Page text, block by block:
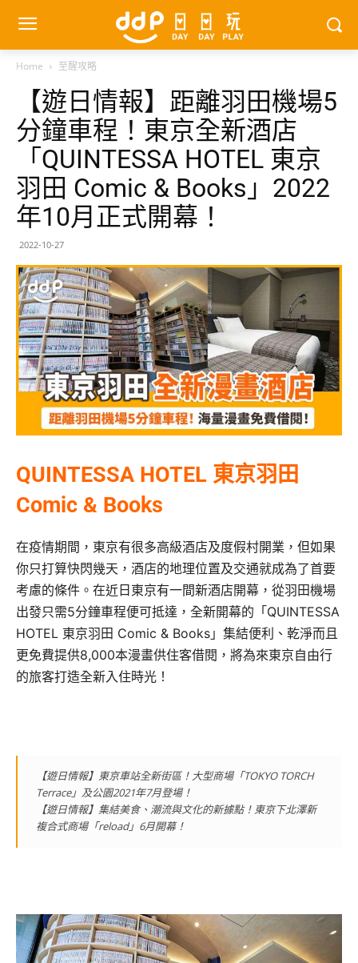
Home 至醒攻略
【遊日情報】距離羽田機場5
分鐘車程！東京全新酒店
「QUINTESSA HOTEL 東京
羽田 Comic & Books」2022
年10月正式開幕！
2022-10-27
QUINTESSA HOTEL 東京羽田
Comic & Books
在疫情期間，東京有很多高級酒店及度假村開業，但如果
你只打算快閃幾天，酒店的地理位置及交通就成為了首要
考慮的條件。在近日東京有一間新酒店開幕，從羽田機場
出發只需5分鐘車程便可抵達，全新開幕的「QUINTESSA
HOTEL 東京羽田 Comic & Books」集結便利、乾淨而且
更免費提供8,000本漫畫供住客借閱，將為來東京自由行
的旅客打造全新入住時光！
【遊日情報】東京車站全新街區！大型商場「TOKYO TORCH
Terrace」及公園2021年7月登場！
【遊日情報】集結美食、潮流與文化的新據點！東京下北澤新
複合式商場「reload」6月開幕！